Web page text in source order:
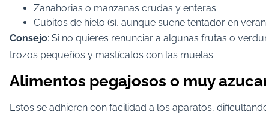
Zanahorias o manzanas crudas y enteras.
Cubitos de hielo (sí, aunque suene tentador en
Consejo: Si no quieres renunciar a algunas frutas o
trozos pequeños y mastícalos con las muelas.
Alimentos pegajosos o muy
Estos se adhieren con facilidad a los aparatos,